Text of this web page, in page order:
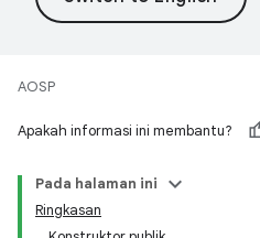
AOSP
Apakah informasi ini membantu?
Pada halaman ini
Ringkasan